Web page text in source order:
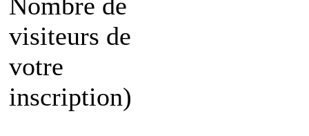
visiteurs de
votre
inscription)